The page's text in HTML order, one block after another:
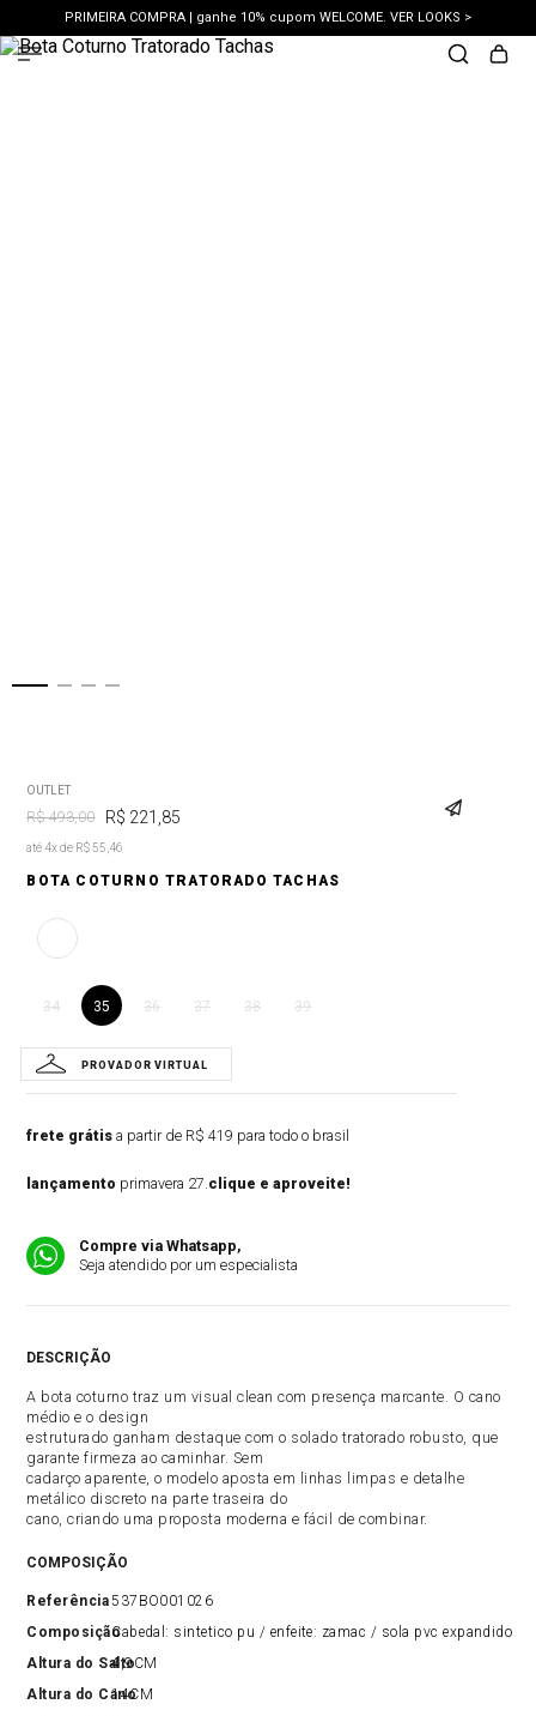
PRIMEIRA COMPRA | ganhe 10% cupom WELCOME. VER LOOKS >
PIX | 5% off no pix à vista. APROVEITAR >
OUTLET
R$ 493,00 R$ 221 85
até 4x de R$ 55,46
BOTA COTURNO TRATORADO TACHAS
34 35 36 37 38 39
frete grátis a partir de R$ 419 para todo o brasil
lançamento primavera 27.clique e aproveite!
Compre via Whatsapp,
Seja atendido por um especialista
DESCRIÇÃO
A bota coturno traz um visual clean com presença marcante. O cano
médio e o design
estruturado ganham destaque com o solado tratorado robusto, que
garante firmeza ao caminhar. Sem
cadarço aparente, o modelo aposta em linhas limpas e detalhe
metálico discreto na parte traseira do
cano, criando uma proposta moderna e fácil de combinar.
COMPOSIÇÃO
Referência537BO001026
ComposiçãoCabedal: sintetico pu / enfeite: zamac / sola pvc expandido
Altura do Salto
4,9CM
Altura do Cano
14CM